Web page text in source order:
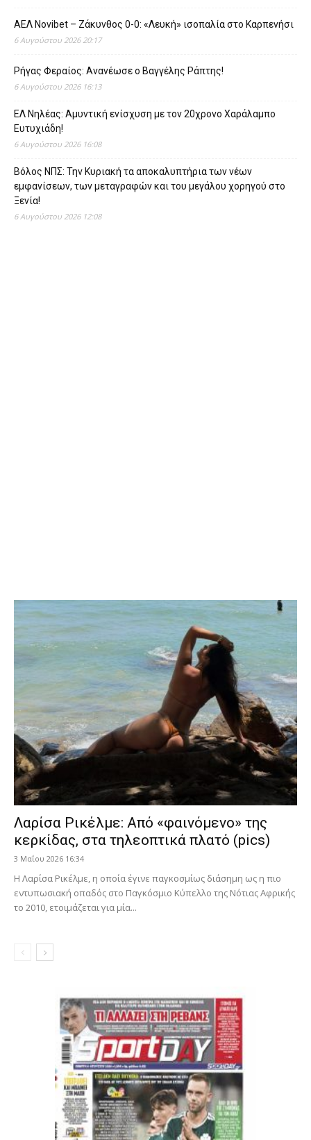
ΑΕΛ Novibet – Ζάκυνθος 0-0: «Λευκή» ισοπαλία στο Καρπενήσι
6 Αυγούστου 2026 20:17
Ρήγας Φεραίος: Ανανέωσε ο Βαγγέλης Ράπτης!
6 Αυγούστου 2026 16:13
ΕΛ Νηλέας: Αμυντική ενίσχυση με τον 20χρονο Χαράλαμπο
Ευτυχιάδη!
6 Αυγούστου 2026 16:08
Βόλος ΝΠΣ: Την Κυριακή τα αποκαλυπτήρια των νέων
εμφανίσεων, των μεταγραφών και του μεγάλου χορηγού στο
Ξενία!
6 Αυγούστου 2026 12:08
Λαρίσα Ρικέλμε: Από «φαινόμενο» της
κερκίδας, στα τηλεοπτικά πλατό (pics)
3 Μαΐου 2026 16:34
Η Λαρίσα Ρικέλμε, η οποία έγινε παγκοσμίως διάσημη ως η πιο
εντυπωσιακή οπαδός στο Παγκόσμιο Κύπελλο της Νότιας Αφρικής
το 2010, ετοιμάζεται για μία...